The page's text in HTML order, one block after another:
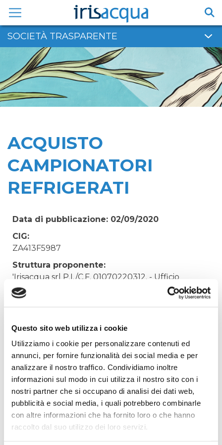
Questo sito web utilizza i cookie
Utilizziamo i cookie per personalizzare contenuti ed
annunci, per fornire funzionalità dei social media e per
analizzare il nostro traffico. Condividiamo inoltre
informazioni sul modo in cui utilizza il nostro sito con i
nostri partner che si occupano di analisi dei dati web,
pubblicità e social media, i quali potrebbero combinarle
con altre informazioni che ha fornito loro o che hanno
raccolto dal suo utilizzo dei loro servizi.
contenuto
SOCIETÀ TRASPARENTE
ACQUISTO
CAMPIONATORI
REFRIGERATI
Data di pubblicazione: 02/09/2020
CIG:
ZA413F5987
Struttura proponente:
'Irisacqua srl P.I./C.F. 01070220312. - Ufficio
Tecnico
Oggetto:
Elenco operatori invitati:
Codice Fiscale:
Procedura di scelta:
Affidamento ai sensi del Regolamento Generale
Aziendale per Lavori Servizi e Forniture (art.238,
comma 7 d.lgs. 163/2006)
Aggiudicatario Nome:
HACH LANGE S.R.L. - cod. fisc. 11277000151